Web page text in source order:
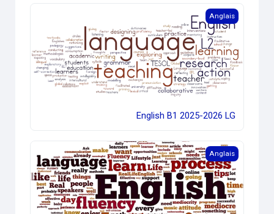
English B1 2025-2026 LG
Anglais
English B1 2025-2026 LG
English B1+ 2025-2026 LG
Anglais